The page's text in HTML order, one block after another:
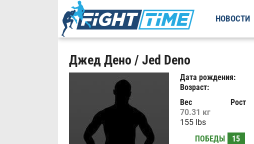
НОВОСТИ
Джед Дено / Jed Deno
Дата рождения:
Возраст:
Вес
70.31 кг
155 lbs
Рост
ПОБЕДЫ
15